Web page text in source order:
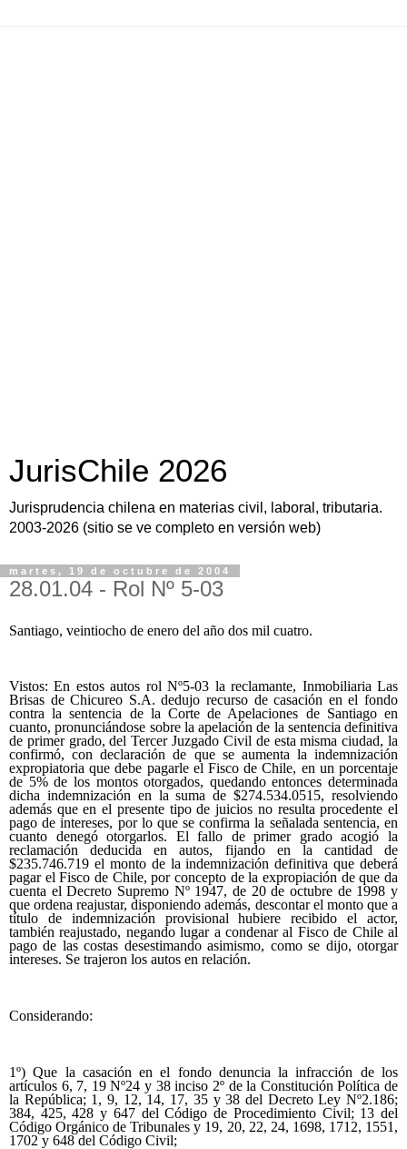
JurisChile 2026
Jurisprudencia chilena en materias civil, laboral, tributaria.
2003-2026 (sitio se ve completo en versión web)
martes, 19 de octubre de 2004
28.01.04 - Rol Nº 5-03
Santiago, veintiocho de enero del año dos mil cuatro.
Vistos: En estos autos rol Nº5-03 la reclamante, Inmobiliaria Las
Brisas de Chicureo S.A. dedujo recurso de casación en el fondo
contra la sentencia de la Corte de Apelaciones de Santiago en
cuanto, pronunciándose sobre la apelación de la sentencia definitiva
de primer grado, del Tercer Juzgado Civil de esta misma ciudad, la
confirmó, con declaración de que se aumenta la indemnización
expropiatoria que debe pagarle el Fisco de Chile, en un porcentaje
de 5% de los montos otorgados, quedando entonces determinada
dicha indemnización en la suma de $274.534.0515, resolviendo
además que en el presente tipo de juicios no resulta procedente el
pago de intereses, por lo que se confirma la señalada sentencia, en
cuanto denegó otorgarlos. El fallo de primer grado acogió la
reclamación deducida en autos, fijando en la cantidad de
$235.746.719 el monto de la indemnización definitiva que deberá
pagar el Fisco de Chile, por concepto de la expropiación de que da
cuenta el Decreto Supremo Nº 1947, de 20 de octubre de 1998 y
que ordena reajustar, disponiendo además, descontar el monto que a
título de indemnización provisional hubiere recibido el actor,
también reajustado, negando lugar a condenar al Fisco de Chile al
pago de las costas desestimando asimismo, como se dijo, otorgar
intereses. Se trajeron los autos en relación.
Considerando:
1º) Que la casación en el fondo denuncia la infracción de los
artículos 6, 7, 19 Nº24 y 38 inciso 2º de la Constitución Política de
la República; 1, 9, 12, 14, 17, 35 y 38 del Decreto Ley Nº2.186;
384, 425, 428 y 647 del Código de Procedimiento Civil; 13 del
Código Orgánico de Tribunales y 19, 20, 22, 24, 1698, 1712, 1551,
1702 y 648 del Código Civil;